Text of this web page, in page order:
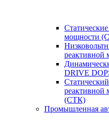
мощности
реактивной
DRIVE
(СТК)
Промышленная